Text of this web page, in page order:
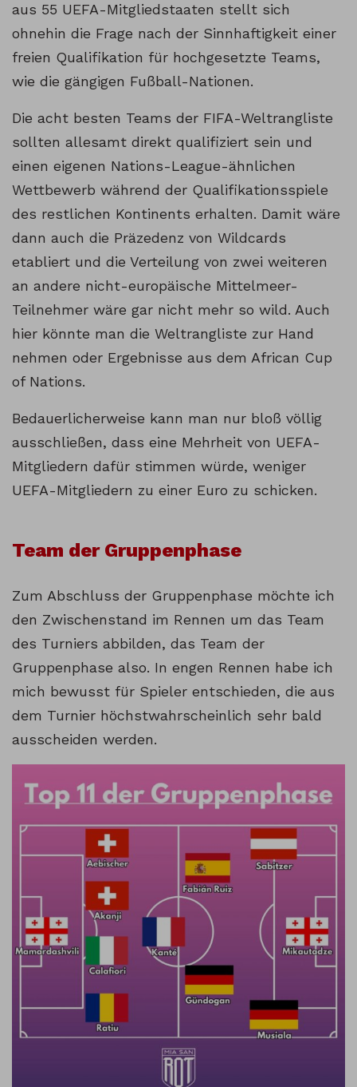
aus 55 UEFA-Mitgliedstaaten stellt sich
ohnehin die Frage nach der Sinnhaftigkeit einer
freien Qualifikation für hochgesetzte Teams,
wie die gängigen Fußball-Nationen.
Die acht besten Teams der FIFA-Weltrangliste
sollten allesamt direkt qualifiziert sein und
einen eigenen Nations-League-ähnlichen
Wettbewerb während der Qualifikationsspiele
des restlichen Kontinents erhalten. Damit wäre
dann auch die Präzedenz von Wildcards
etabliert und die Verteilung von zwei weiteren
an andere nicht-europäische Mittelmeer-
Teilnehmer wäre gar nicht mehr so wild. Auch
hier könnte man die Weltrangliste zur Hand
nehmen oder Ergebnisse aus dem African Cup
of Nations.
Bedauerlicherweise kann man nur bloß völlig
ausschließen, dass eine Mehrheit von UEFA-
Mitgliedern dafür stimmen würde, weniger
UEFA-Mitgliedern zu einer Euro zu schicken.
Team der Gruppenphase
Zum Abschluss der Gruppenphase möchte ich
den Zwischenstand im Rennen um das Team
des Turniers abbilden, das Team der
Gruppenphase also. In engen Rennen habe ich
mich bewusst für Spieler entschieden, die aus
dem Turnier höchstwahrscheinlich sehr bald
ausscheiden werden.